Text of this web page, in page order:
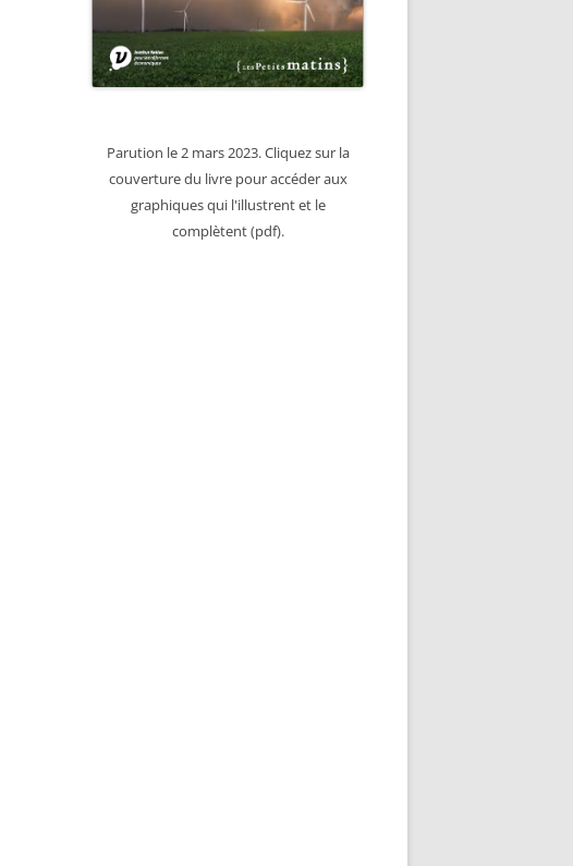
Parution le 2 mars 2023. Cliquez sur la
couverture du livre pour accéder aux
graphiques qui l'illustrent et le
complètent (pdf).